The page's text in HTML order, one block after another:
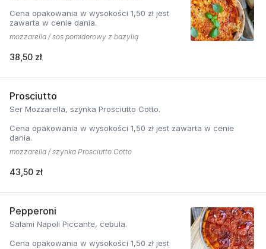
Cena opakowania w wysokości 1,50 zł jest
zawarta w cenie dania.
mozzarella / sos pomidorowy z bazylią
38,50 zł
Prosciutto
Ser Mozzarella, szynka Prosciutto Cotto.
Cena opakowania w wysokości 1,50 zł jest zawarta w cenie
dania.
mozzarella / szynka Prosciutto Cotto
43,50 zł
Pepperoni
Salami Napoli Piccante, cebula.
Cena opakowania w wysokości 1,50 zł jest